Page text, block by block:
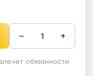
− +
обязанности